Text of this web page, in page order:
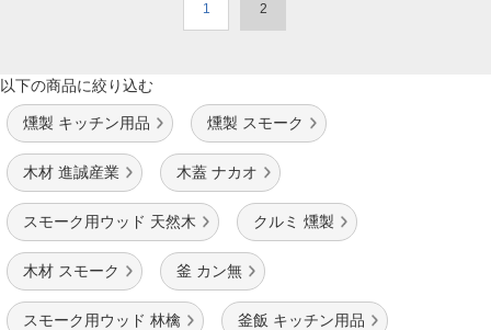
1 2
以下の商品に絞り込む
燻製 キッチン用品 燻製 スモーク
木材 進誠産業 木蓋 ナカオ
スモーク用ウッド 天然木 クルミ 燻製
木材 スモーク 釜 カン無
スモーク用ウッド 林檎 釜飯 キッチン用品